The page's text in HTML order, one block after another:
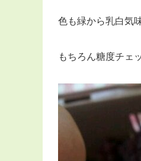
色も緑から乳白気
もちろん糖度チェ